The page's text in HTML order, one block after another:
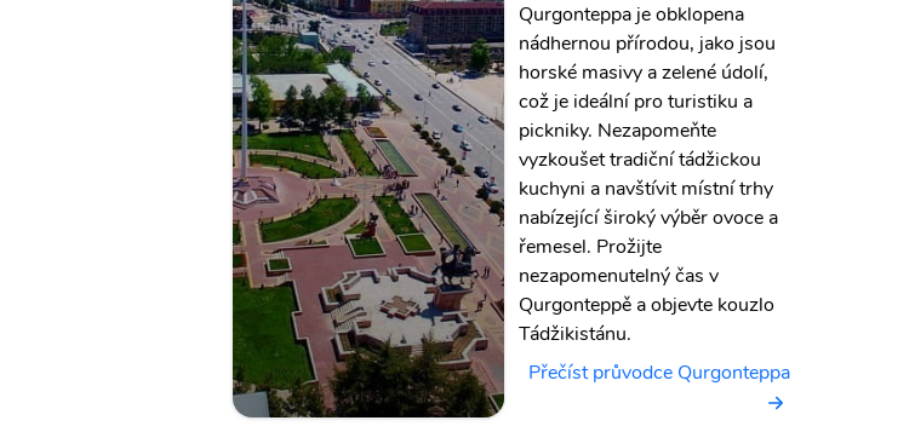
Qurgonteppa je obklopena
nádhernou přírodou, jako jsou
horské masivy a zelené údolí,
což je ideální pro turistiku a
pickniky. Nezapomeňte
vyzkoušet tradiční tádžickou
kuchyni a navštívit místní trhy
nabízející široký výběr ovoce a
řemesel. Prožijte
nezapomenutelný čas v
Qurgonteppě a objevte kouzlo
Tádžikistánu.
Přečíst průvodce Qurgonteppa